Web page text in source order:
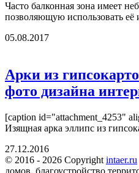
Часто балконная зона имеет
позволяющую использовать её
05.08.2017
Арки из
фото дизайна
[caption id="attachment_4253"
Изящная арка эллипс из
27.12.2016
© 2016 - 2026 Copyright intaer.ru
домов, благоустройство